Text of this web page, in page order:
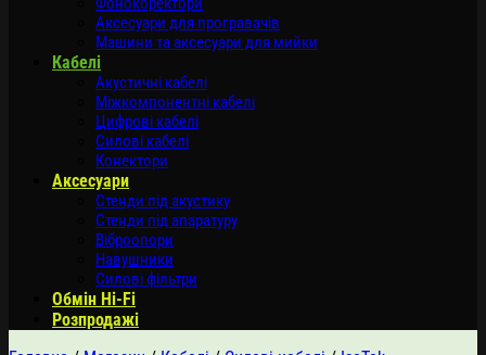
Аксесуари для програвачів
Машини та аксесуари для мийки
Кабелі
Акустичні кабелі
Міжкомпонентні кабелі
Цифрові кабелі
Силові кабелі
Конектори
Аксесуари
Стенди під акустику
Стенди під апаратуру
Віброопори
Навушники
Силові фільтри
Обмін Hi-Fi
Розпродажі